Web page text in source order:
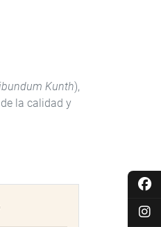
Kunth),
la calidad y